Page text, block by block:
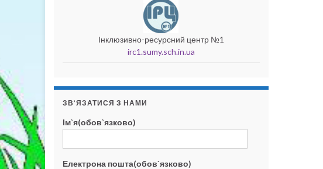
Інклюзивно-ресурсний центр №1
irc1.sumy.sch.in.ua
ЗВ’ЯЗАТИСЯ З НАМИ
Ім`я(обов`язково)
Електрона пошта(обов`язково)